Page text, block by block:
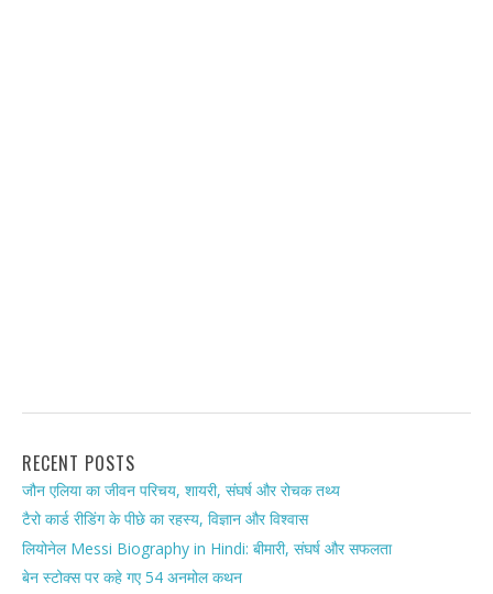
RECENT POSTS
जौन एलिया का जीवन परिचय, शायरी, संघर्ष और रोचक तथ्य
टैरो कार्ड रीडिंग के पीछे का रहस्य, विज्ञान और विश्वास
लियोनेल Messi Biography in Hindi: बीमारी, संघर्ष और सफलता
बेन स्टोक्स पर कहे गए 54 अनमोल कथन